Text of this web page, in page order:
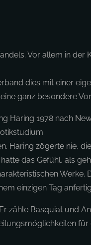
Vor allem in
dies mit einer
ganz besondere
Haring 1978 nach
Haring zögerte nie,
das Gefühl, als
einzigen Tag
zähle Basquiat und